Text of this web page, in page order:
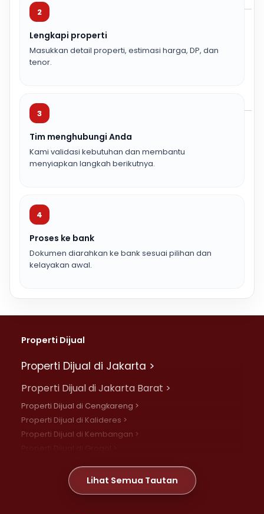
2
Lengkapi properti
Masukkan detail properti, estimasi harga, DP, dan
tenor.
3
Tim menghubungi Anda
Kami validasi kebutuhan dan membantu
menyiapkan langkah berikutnya.
4
Proses ke bank
Dokumen diarahkan ke bank sesuai pilihan dan
kelayakan awal.
Properti Dijual
Properti Dijual di Jakarta >
Properti Dijual di Jakarta Barat >
Properti Dijual di Cengkareng >
Properti Dijual di Kalideres >
Properti Dijual di Kembangan >
Properti Dijual di Meruya >
Properti Dijual di Jelambar >
Lihat Semua Tautan